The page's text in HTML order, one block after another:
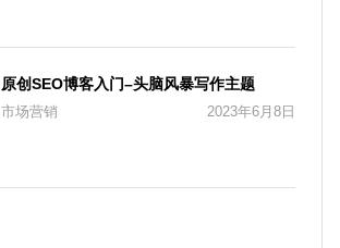
原创SEO博客入门–头脑风暴写作主题
市场营销 2023年6月8日